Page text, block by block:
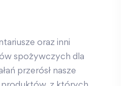
oraz inni
spożywczych dla
przerósł nasze